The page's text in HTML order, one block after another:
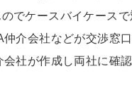
でケースバイケース
介会社などが交渉窓
社が作成し両社に確